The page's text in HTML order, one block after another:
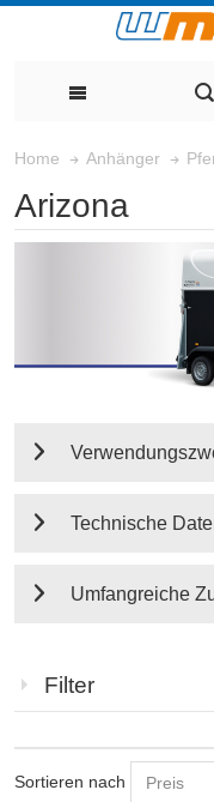
Home Anhänger
Arizona
Technische
Umfangreiche
Filter
Sortieren nach